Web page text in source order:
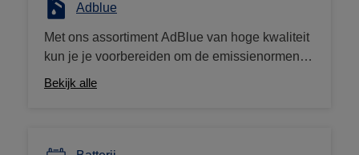
Adblue
Met ons assortiment AdBlue van hoge kwaliteit
kun je je voorbereiden om de emissienormen te
overtreffen en je dieselvoertuig een
Bekijk alle